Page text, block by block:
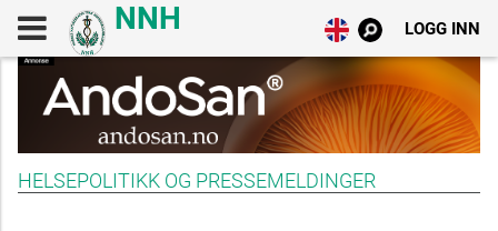
LOGG INN
HELSEPOLITIKK OG PRESSEMELDINGER